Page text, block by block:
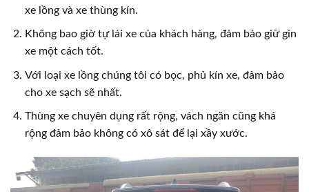
xe lồng và xe thùng kín.
Không bao giờ tự lái xe của khách hàng, đảm bảo giữ gìn
xe một cách tốt.
Với loại xe lồng chúng tôi có bọc, phủ kín xe, đảm bảo
cho xe sạch sẽ nhất.
Thùng xe chuyên dụng rất rộng, vách ngăn cũng khá
rộng đảm bảo không có xô sát để lại xầy xước.